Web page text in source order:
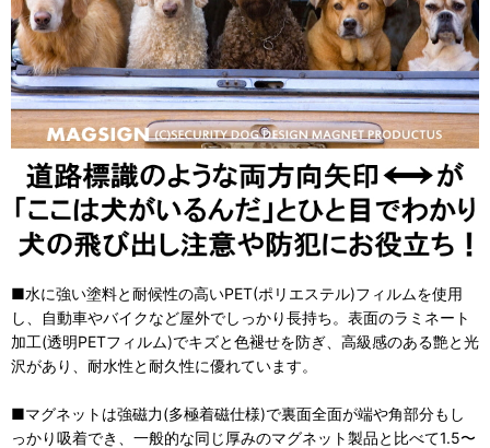
■水に強い塗料と耐候性の高いPET(ポリエステル)フィルムを使用
し、自動車やバイクなど屋外でしっかり長持ち。表面のラミネート
加工(透明PETフィルム)でキズと色褪せを防ぎ、高級感のある艶と光
沢があり、耐水性と耐久性に優れています。
■マグネットは強磁力(多極着磁仕様)で裏面全面が端や角部分もし
っかり吸着でき、一般的な同じ厚みのマグネット製品と比べて1.5〜